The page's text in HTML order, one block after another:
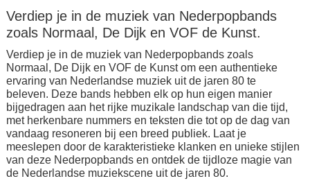
Verdiep je in de muziek van Nederpopbands
zoals Normaal, De Dijk en VOF de Kunst.
Verdiep je in de muziek van Nederpopbands zoals
Normaal, De Dijk en VOF de Kunst om een authentieke
ervaring van Nederlandse muziek uit de jaren 80 te
beleven. Deze bands hebben elk op hun eigen manier
bijgedragen aan het rijke muzikale landschap van die tijd,
met herkenbare nummers en teksten die tot op de dag van
vandaag resoneren bij een breed publiek. Laat je
meeslepen door de karakteristieke klanken en unieke stijlen
van deze Nederpopbands en ontdek de tijdloze magie van
de Nederlandse muziekscene uit de jaren 80.